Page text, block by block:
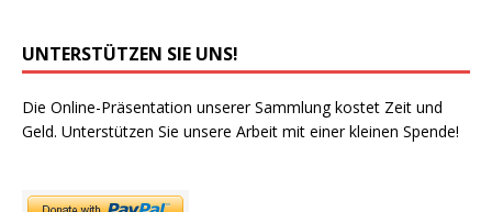
UNTERSTÜTZEN SIE UNS!
Die Online-Präsentation unserer Sammlung kostet Zeit und
Geld. Unterstützen Sie unsere Arbeit mit einer kleinen Spende!